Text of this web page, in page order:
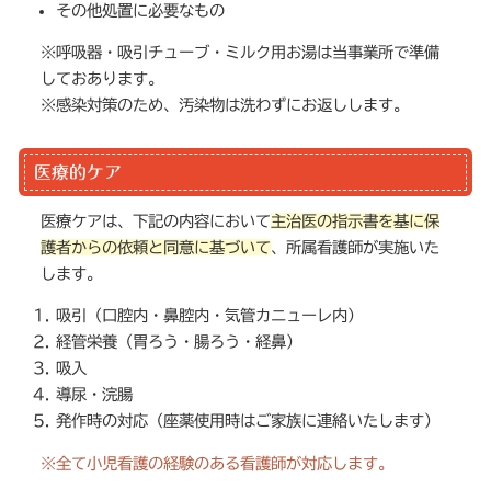
その他処置に必要なもの
※呼吸器・吸引チューブ・ミルク用お湯は当事業所で準備
しておあります。
※感染対策のため、汚染物は洗わずにお返しします。
医療的ケア
医療ケアは、下記の内容において主治医の指示書を基に保
護者からの依頼と同意に基づいて、所属看護師が実施いた
します。
吸引（口腔内・鼻腔内・気管カニューレ内）
経管栄養（胃ろう・腸ろう・経鼻）
吸入
導尿・浣腸
発作時の対応（座薬使用時はご家族に連絡いたします）
※全て小児看護の経験のある看護師が対応します。